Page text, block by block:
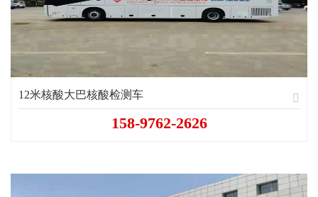
12米核酸大巴核酸检测车
158-9762-2626